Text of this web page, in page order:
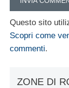
Questo sito
Scopri come
commenti.
ZONE DI